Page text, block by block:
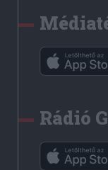
Rádió